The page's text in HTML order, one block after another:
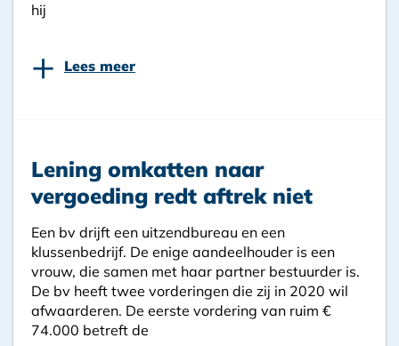
hij
+ Lees meer
Lening omkatten naar
vergoeding redt aftrek niet
Een bv drijft een uitzendbureau en een
klussenbedrijf. De enige aandeelhouder is een
vrouw, die samen met haar partner bestuurder is.
De bv heeft twee vorderingen die zij in 2020 wil
afwaarderen. De eerste vordering van ruim €
74.000 betreft de